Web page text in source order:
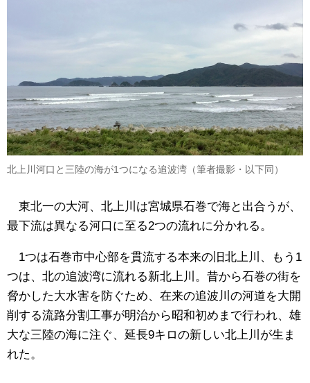
北上川河口と三陸の海が1つになる追波湾（筆者撮影・以下同）
東北一の大河、北上川は宮城県石巻で海と出合うが、
最下流は異なる河口に至る2つの流れに分かれる。
1つは石巻市中心部を貫流する本来の旧北上川、もう1
つは、北の追波湾に流れる新北上川。昔から石巻の街を
脅かした大水害を防ぐため、在来の追波川の河道を大開
削する流路分割工事が明治から昭和初めまで行われ、雄
大な三陸の海に注ぐ、延長9キロの新しい北上川が生ま
れた。